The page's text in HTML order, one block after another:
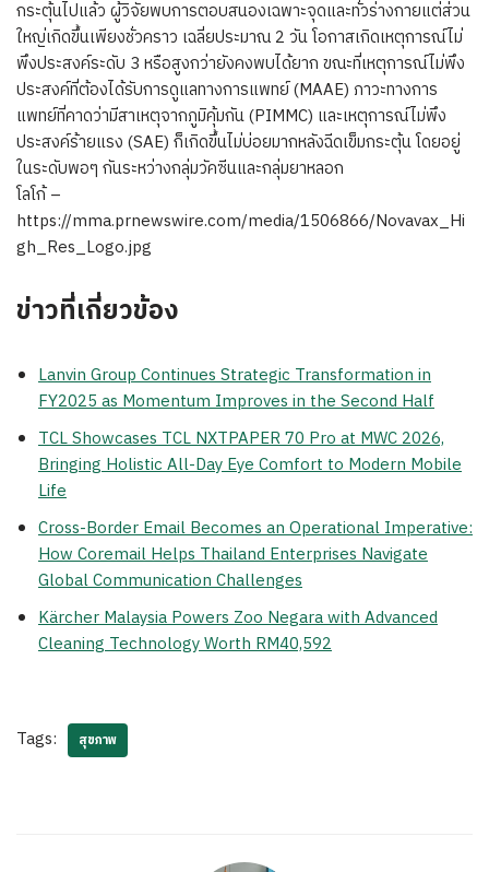
กระตุ้นไปแล้ว ผู้วิจัยพบการตอบสนองเฉพาะจุดและทั่วร่างกายแต่ส่วน
ใหญ่เกิดขึ้นเพียงชั่วคราว เฉลี่ยประมาณ 2 วัน โอกาสเกิดเหตุการณ์ไม่
พึงประสงค์ระดับ 3 หรือสูงกว่ายังคงพบได้ยาก ขณะที่เหตุการณ์ไม่พึง
ประสงค์ที่ต้องได้รับการดูแลทางการแพทย์ (MAAE) ภาวะทางการ
แพทย์ที่คาดว่ามีสาเหตุจากภูมิคุ้มกัน (PIMMC) และเหตุการณ์ไม่พึง
ประสงค์ร้ายแรง (SAE) ก็เกิดขึ้นไม่บ่อยมากหลังฉีดเข็มกระตุ้น โดยอยู่
ในระดับพอๆ กันระหว่างกลุ่มวัคซีนและกลุ่มยาหลอก
โลโก้ –
https://mma.prnewswire.com/media/1506866/Novavax_Hi
gh_Res_Logo.jpg
ข่าวที่เกี่ยวข้อง
Lanvin Group Continues Strategic Transformation in
FY2025 as Momentum Improves in the Second Half
TCL Showcases TCL NXTPAPER 70 Pro at MWC 2026,
Bringing Holistic All-Day Eye Comfort to Modern Mobile
Life
Cross-Border Email Becomes an Operational Imperative:
How Coremail Helps Thailand Enterprises Navigate
Global Communication Challenges
Kärcher Malaysia Powers Zoo Negara with Advanced
Cleaning Technology Worth RM40,592
Tags: สุขภาพ